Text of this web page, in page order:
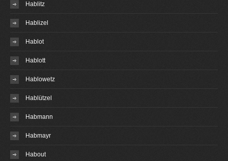
Hablitz
Hablizel
Hablot
Hablott
Hablowetz
Hablützel
Habmann
Habmayr
Habout